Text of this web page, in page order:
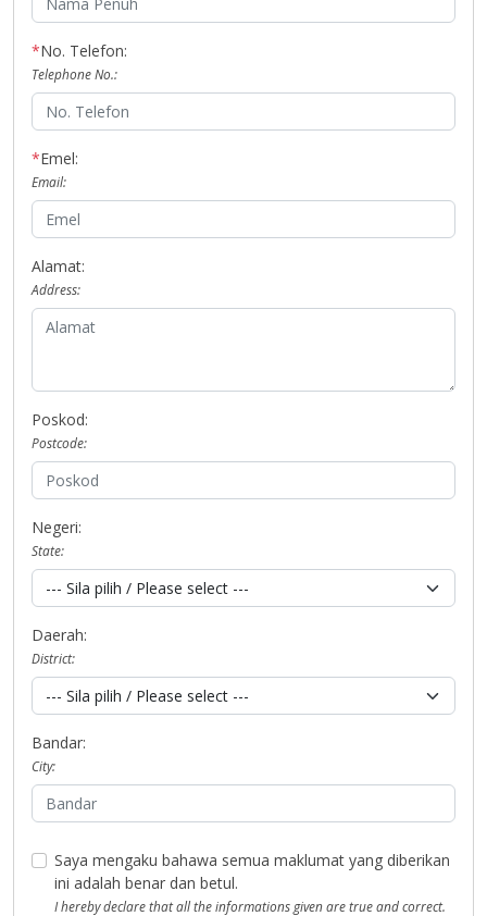
*No. Telefon:
Telephone No.:
*Emel:
Email:
Alamat:
Address:
Poskod:
Postcode:
Negeri:
State:
Daerah:
District:
Bandar:
City:
Saya mengaku bahawa semua maklumat yang diberikan
ini adalah benar dan betul.
I hereby declare that all the informations given are true and correct.